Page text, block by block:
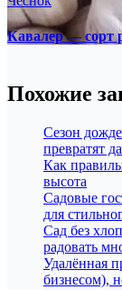
Кавалер — сорт
Похожие
Сезон
превратят
Как
высота
Садовые
для
Сад без
радовать
Удалённая
бизнесом),